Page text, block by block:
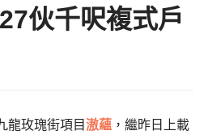
伙千呎複式戶
龍玫瑰街項目滶蘊，繼昨日上載